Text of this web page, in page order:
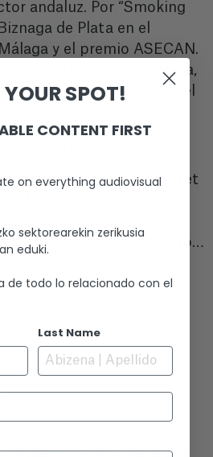
andaluz. Por “Smoking
de Plata en el
y el premio ASECAN.
la Biznaga en Málaga,
de Cine de Toulouse y el
minutos. España
asiática con un buffet
la bancarrota. Sus
con un plan
todos sus enemigos. Pero…
sus propios enemigos?
Berriatúa.
Carlos Wo, Antonio
Ismael Fritschi, Macarena
SPOT!
CONTENT FIRST
on everything audiovisual
sektorearekin zerikusia
eduki.
de todo lo relacionado con el
Last Name